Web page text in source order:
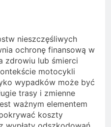
nieszczęśliwych
ochronę finansową w
zdrowiu lub śmierci
motocykli
wypadków może być
trasy i zmienne
ważnym elementem
koszty